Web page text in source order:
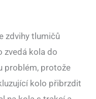
zdvihy tlumičů
zvedá kola do
problém, protože
kolo přibrzdit